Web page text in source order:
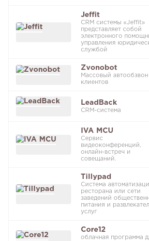
Jeffit
CRM системы «Jeffit»
представляет собой
электронного
управления
службой
Zvonobot
Массовый автообзвон
клиентов
LeadBack
CRM-система
IVA MCU
Сервис
видеоконференций,
онлайн-встреч и
совещаний.
Tillypad
Система
ресторана или сети
заведений
питания и
услуг
Core12
облачная программа